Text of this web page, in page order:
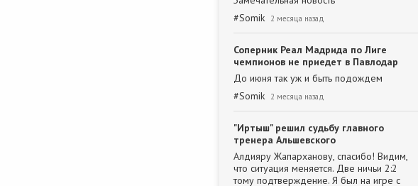
#Somik 2 месяца назад
Соперник Реал Мадрида по Лиге
чемпионов не приедет в Павлодар
До июня так уж и быть подождем
#Somik 2 месяца назад
"Иртыш" решил судьбу главного
тренера Альшевского
Алдияру Жапарханову, спасибо! Видим,
что ситуация меняется. Две ничьи 2:2
тому подтверждение. Я был на игре с